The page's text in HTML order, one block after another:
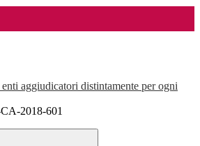
aggiudicatori distintamente per ogni
2018-601